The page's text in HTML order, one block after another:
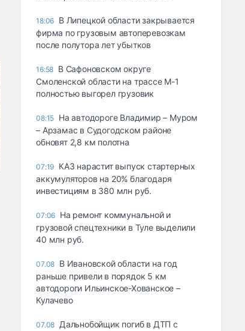
18:06 В Липецкой области закрывается
фирма по грузовым автоперевозкам
после полутора лет убытков
16:58 В Сафоновском округе
Смоленской области на трассе М-1
полностью выгорел грузовик
08:15 На автодороге Владимир – Муром
– Арзамас в Судогодском районе
обновят 2,8 км полотна
07:19 КАЗ нарастит выпуск стартерных
аккумуляторов на 20% благодаря
инвестициям в 380 млн руб.
07:06 На ремонт коммунальной и
грузовой спецтехники в Туле выделили
40 млн руб.
07.08 В Ивановской области на год
раньше привели в порядок 5 км
автодороги Ильинское-Хованское –
Кулачево
07.08 Дальнобойщик погиб в ДТП с